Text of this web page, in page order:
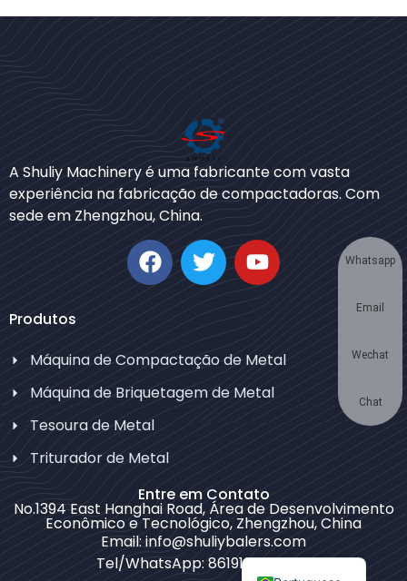
A Shuliy Machinery é uma fabricante com vasta
experiência na fabricação de compactadoras. Com
sede em Zhengzhou, China.
Produtos
Máquina de Compactação de Metal
Máquina de Briquetagem de Metal
Tesoura de Metal
Triturador de Metal
Entre em Contato
No.1394 East Hanghai Road, Área de Desenvolvimento
Econômico e Tecnológico, Zhengzhou, China
Email: info@shuliybalers.com
Tel/WhatsApp: 8619139754781
French
Chinese
Swahili
German
Japanese
Whatsapp
Email
Wechat
Chat